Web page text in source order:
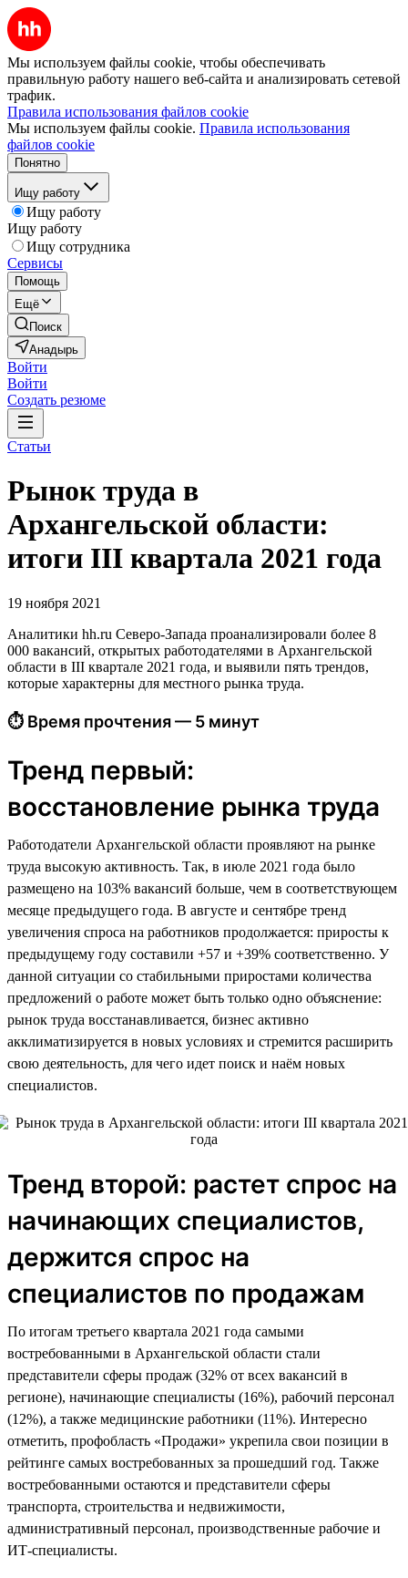
Мы используем файлы cookie, чтобы обеспечивать
правильную работу нашего веб-сайта и анализировать сетевой
трафик.
Правила использования файлов cookie
Мы используем файлы cookie. Правила использования
файлов cookie
Понятно
Ищу работу
Ищу работу
Ищу работу
Ищу сотрудника
Сервисы
Помощь
Ещё
Поиск
Анадырь
Войти
Войти
Создать резюме
Статьи
Рынок труда в
Архангельской области:
итоги III квартала 2021 года
19 ноября 2021
Аналитики hh.ru Северо-Запада проанализировали более 8
000 вакансий, открытых работодателями в Архангельской
области в III квартале 2021 года, и выявили пять трендов,
которые характерны для местного рынка труда.
⏱ Время прочтения — 5 минут
Тренд первый:
восстановление рынка труда
Работодатели Архангельской области проявляют на рынке
труда высокую активность. Так, в июле 2021 года было
размещено на 103% вакансий больше, чем в соответствующем
месяце предыдущего года. В августе и сентябре тренд
увеличения спроса на работников продолжается: приросты к
предыдущему году составили +57 и +39% соответственно. У
данной ситуации со стабильными приростами количества
предложений о работе может быть только одно объяснение:
рынок труда восстанавливается, бизнес активно
акклиматизируется в новых условиях и стремится расширить
свою деятельность, для чего идет поиск и наём новых
специалистов.
Тренд второй: растет спрос на
начинающих специалистов,
держится спрос на
специалистов по продажам
По итогам третьего квартала 2021 года самыми
востребованными в Архангельской области стали
представители сферы продаж (32% от всех вакансий в
регионе), начинающие специалисты (16%), рабочий персонал
(12%), а также медицинские работники (11%). Интересно
отметить, профобласть «Продажи» укрепила свои позиции в
рейтинге самых востребованных за прошедший год. Также
востребованными остаются и представители сферы
транспорта, строительства и недвижимости,
административный персонал, производственные рабочие и
ИТ-специалисты.